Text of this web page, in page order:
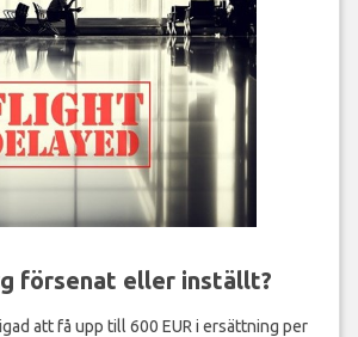
försenat eller inställt?
att få upp till 600 EUR i ersättning per